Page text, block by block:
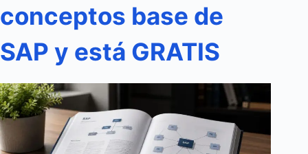
conceptos base de
SAP y está GRATIS